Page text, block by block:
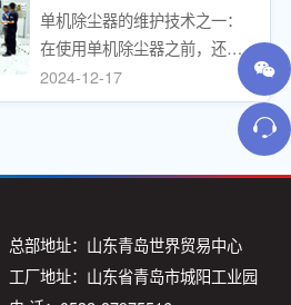
也可以达到过滤的一种作用，
可快速的发挥，净化空气的一
种效果能有效的达到环境全面
清扫的一种作用。
单机除尘器的维护技术之一：
在使用单机除尘器之前，还需
要检查吸入口是否有异物。如
果有任何碎屑，必须及时清洁
它们，以避免工业真空吸尘器
中的灰尘应完全清空。同时，
检查滤袋是否清洁干燥，避免
滤袋上有污渍。影响单机除尘
2024-12-17
总部地址：山东青岛世界贸易中心
工厂地址：山东省青岛市城阳工业园